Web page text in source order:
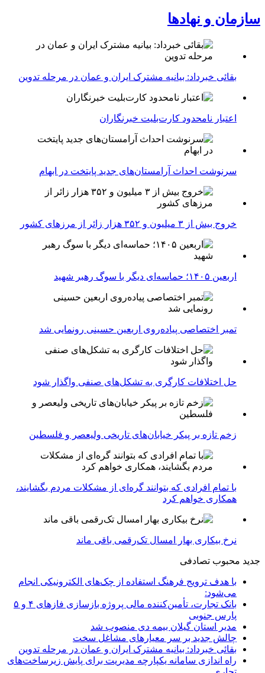
سازمان و نهادها
بقائی خبرداد: بیانیه مشترک ایران و عمان در مرحله تدوین
اعتبار نامحدود کارت‌بلیت خبرنگاران
سرنوشت احداث آرامستان‌های جدید پایتخت در ابهام
خروج بیش از ۳ میلیون و ۳۵۲ هزار زائر از مرزهای کشور
اربعین ۱۴۰۵؛ حماسه‌ای دیگر با سوگ رهبر شهید
تمبر اختصاصی پیاده‌روی اربعین حسینی رونمایی شد
حل اختلافات کارگری به تشکل‌های صنفی واگذار شود
زخم تازه بر پیکر خیابان‌های تاریخی ولیعصر و فلسطین
با تمام افرادی که بتوانند گره‌ای از مشکلات مردم بگشایند،
همکاری خواهم کرد
نرخ بیکاری بهار امسال تک‌رقمی باقی ماند
جدید محبوب تصادفی
با هدف ترویج فرهنگ استفاده از چک‌های الکترونیکی انجام
می‌شود:
بانک تجارت، تأمین‌کننده مالی پروژه بازسازی فازهای ۴ و ۵
پارس جنوبی
مدیر استان گیلان بیمه دی منصوب شد
چالش جدید بر سر معیارهای مشاغل سخت
بقائی خبرداد: بیانیه مشترک ایران و عمان در مرحله تدوین
راه اندازی سامانه یکپارچه مدیریت برای پایش زیرساخت‌های